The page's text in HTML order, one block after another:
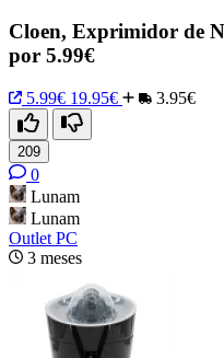
Cloen, Exprimidor de
por 5.99€
5.99€ 19.95€ 3.95€
209
0
Lunam
Lunam
Outlet PC
3 meses